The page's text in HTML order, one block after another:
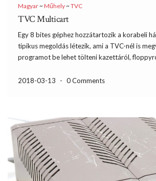
Magyar~Műhely~TVC
TVC Multicart
Egy 8 bites géphez hozzátartozik a korabeli
tipikus megoldás létezik, ami a TVC-nél is
programot be lehet tölteni kazettáról,
már istápolgattam, de nincs hozzá való
2018-03-13 - 0 Comments